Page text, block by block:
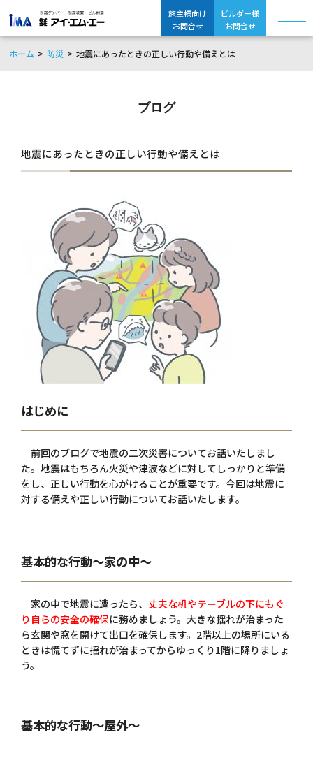
施主様向け
お問合せ
ビルダー様
お問合せ
ホーム 防災 地震にあったときの正しい行動や備えとは
ブログ
地震にあったときの正しい行動や備えとは
はじめに
前回のブログで地震の二次災害についてお話いたしまし
た。地震はもちろん火災や津波などに対してしっかりと準備
をし、正しい行動を心がけることが重要です。今回は地震に
対する備えや正しい行動についてお話いたします。
基本的な行動～家の中～
家の中で地震に遭ったら、 丈夫な机やテーブルの下にもぐ
り自らの安全の確保に務めましょう。大きな揺れが治まった
ら玄関や窓を開けて出口を確保します。2階以上の場所にいる
ときは慌てずに揺れが治まってからゆっくり1階に降りましょ
う。
基本的な行動～屋外～